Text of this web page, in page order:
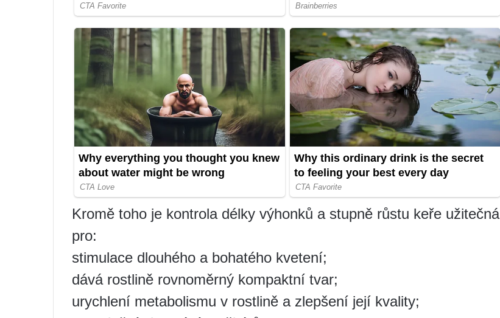
Kromě toho je kontrola délky výhonků a stupně růstu keře užitečná
pro:
stimulace dlouhého a bohatého kvetení;
dává rostlině rovnoměrný kompaktní tvar;
urychlení metabolismu v rostlině a zlepšení její kvality;